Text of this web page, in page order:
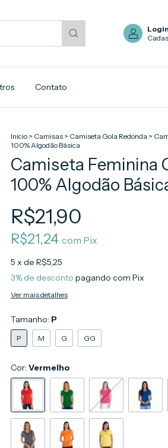
Login
Contato
Início > Camisas > Camiseta Gola Redonda >
100% Algodão Básica
Camiseta Feminina
100% Algodão
R$21,90
R$21,24 com Pix
5 x de R$5,25
3% de desconto pagando com Pix
Ver mais detalhes
Tamanho: P
P M G GG
Cor: Vermelho